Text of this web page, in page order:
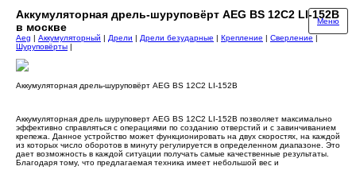
Аккумуляторная дрель-шуруповёрт AEG BS 12C2 LI-152B
в москве
Меню
Aeg | Аккумуляторный | Дрели | Дрели безударные | Крепление | Сверление |
Шуруповёрты |
Аккумуляторная дрель-шуруповёрт AEG BS 12C2 LI-152B
Аккумуляторная дрель шуруповерт AEG BS 12C2 LI-152B позволяет максимально
эффективно справляться с операциями по созданию отверстий и с завинчиванием
крепежа. Данное устройство может функционировать на двух скоростях, на каждой
из которых число оборотов в минуту регулируется в определенном диапазоне. Это
дает возможность в каждой ситуации получать самые качественные результаты.
Благодаря тому, что предлагаемая техника имеет небольшой вес и